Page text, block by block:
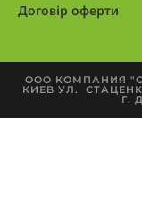
Договір оферти
ООО КОМПАНИЯ
КИЕВ УЛ.
Г.